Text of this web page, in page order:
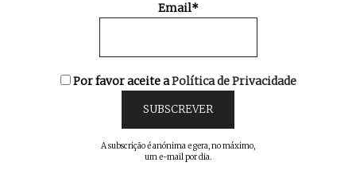
Email*
Por favor aceite aPolítica de Privacidade
A subscrição é anónima e gera, no máximo,
um e-mail por dia.